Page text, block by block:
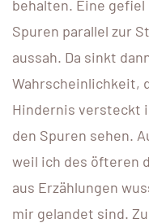
behalten. Eine
Spuren parallel zur
aussah. Da sinkt
Wahrscheinlichkeit,
Hindernis versteckt
den Spuren sehen.
weil ich des öfteren
aus Erzählungen
mir gelandet sind.